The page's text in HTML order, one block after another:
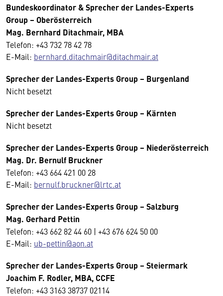
Bundeskoordinator & Sprecher der Landes-Experts
Group – Oberösterreich
Mag. Bernhard Ditachmair, MBA
Telefon: +43 732 78 42 78
E-Mail: bernhard.ditachmair@ditachmair.at
Sprecher der Landes-Experts Group – Burgenland
Nicht besetzt
Sprecher der Landes-Experts Group – Kärnten
Nicht besetzt
Sprecher der Landes-Experts Group – Niederösterreich
Mag. Dr. Bernulf Bruckner
Telefon: +43 664 421 00 28
E-Mail: bernulf.bruckner@lrtc.at
Sprecher der Landes-Experts Group – Salzburg
Mag. Gerhard Pettin
Telefon: +43 662 82 44 60 | +43 676 624 50 00
E-Mail: ub-pettin@aon.at
Sprecher der Landes-Experts Group – Steiermark
Joachim F. Rodler, MBA, CCFE
Telefon: +43 3163 38737 02114